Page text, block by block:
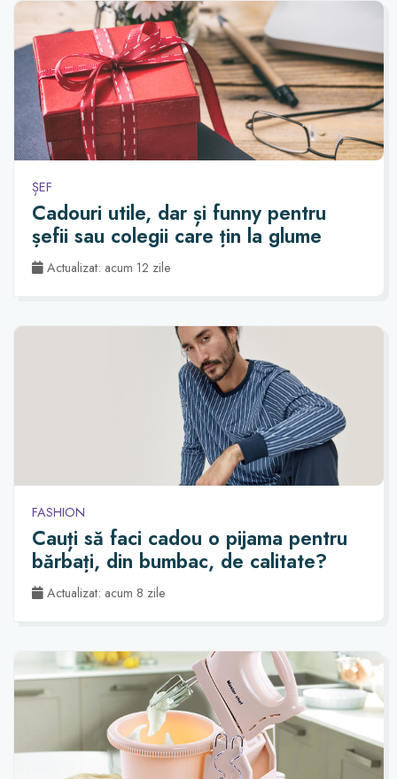
ȘEF
Cadouri utile, dar și funny pentru
șefii sau colegii care țin la glume
Actualizat: acum 12 zile
FASHION
Cauți să faci cadou o pijama pentru
bărbați, din bumbac, de calitate?
Actualizat: acum 8 zile